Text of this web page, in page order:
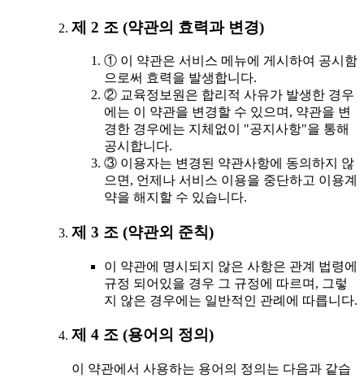
제 2 조 (약관의 효력과 변경)
① 이 약관은 서비스 메뉴에 게시하여 공시함
으로써 효력을 발생합니다.
② 교육정보원은 합리적 사유가 발생한 경우
에는 이 약관을 변경할 수 있으며, 약관을 변
경한 경우에는 지체없이 "공지사항"을 통해
공시합니다.
③ 이용자는 변경된 약관사항에 동의하지 않
으면, 언제나 서비스 이용을 중단하고 이용계
약을 해지할 수 있습니다.
제 3 조 (약관외 준칙)
이 약관에 명시되지 않은 사항은 관계 법령에
규정 되어있을 경우 그 규정에 따르며, 그렇
지 않은 경우에는 일반적인 관례에 따릅니다.
제 4 조 (용어의 정의)
이 약관에서 사용하는 용어의 정의는 다음과 같습